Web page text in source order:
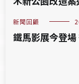
新聞回顧
鐵馬影展今登